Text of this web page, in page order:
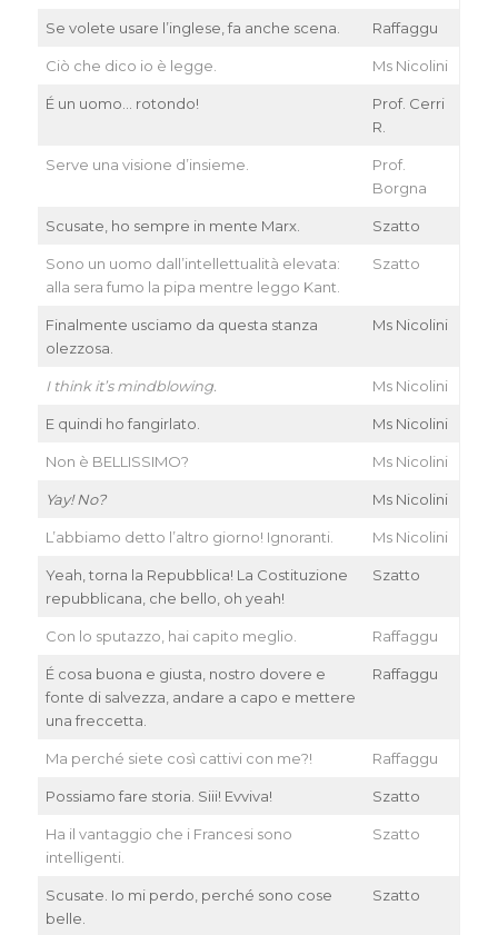
Se volete usare l’inglese, fa anche scena. Raffaggu
Ciò che dico io è legge. Ms Nicolini
É un uomo… rotondo!
Prof. Cerri
R.
Serve una visione d’insieme.
Prof.
Borgna
Scusate, ho sempre in mente Marx. Szatto
Sono un uomo dall’intellettualità elevata:
alla sera fumo la pipa mentre leggo Kant.
Szatto
Finalmente usciamo da questa stanza
olezzosa.
Ms Nicolini
I think it’s mindblowing. Ms Nicolini
E quindi ho fangirlato. Ms Nicolini
Non è BELLISSIMO? Ms Nicolini
Yay! No? Ms Nicolini
L’abbiamo detto l’altro giorno! Ignoranti. Ms Nicolini
Yeah, torna la Repubblica! La Costituzione
repubblicana, che bello, oh yeah!
Szatto
Con lo sputazzo, hai capito meglio. Raffaggu
É cosa buona e giusta, nostro dovere e
fonte di salvezza, andare a capo e mettere
una freccetta.
Raffaggu
Ma perché siete così cattivi con me?! Raffaggu
Possiamo fare storia. Siii! Evviva! Szatto
Ha il vantaggio che i Francesi sono
intelligenti.
Szatto
Scusate. Io mi perdo, perché sono cose
belle.
Szatto